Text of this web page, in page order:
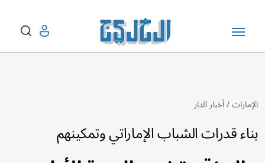
الإمارات/أخبار الدار
بناء قدرات الشباب الإماراتي وتمكينهم